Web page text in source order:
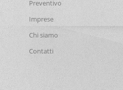
Preventivo
Imprese
Chi siamo
Contatti